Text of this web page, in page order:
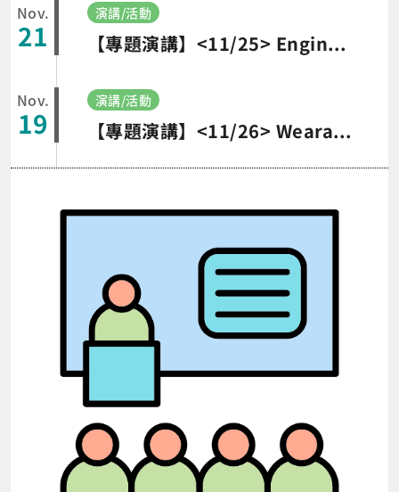
Nov.
21
演講/活動
【專題演講】<11/25> Engineering education, study and work opportunities at Monash University and Australia - Dr. Nemai Chandra Karmakar (澳洲蒙那許大學)
Nov.
19
演講/活動
【專題演講】<11/26> Wearable and Contactless Sensing for Physiotherapy: Advancements in Knee Angle Measurement and Real-Time Gait Phase Detection - Dr. Nemai Chandra Karmakar (澳洲蒙那許大學)